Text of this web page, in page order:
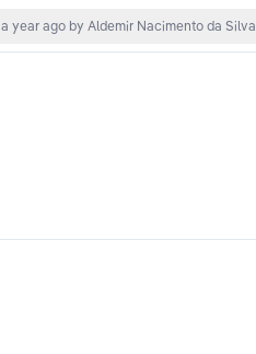
a year ago by Aldemir Nacimento da Silva